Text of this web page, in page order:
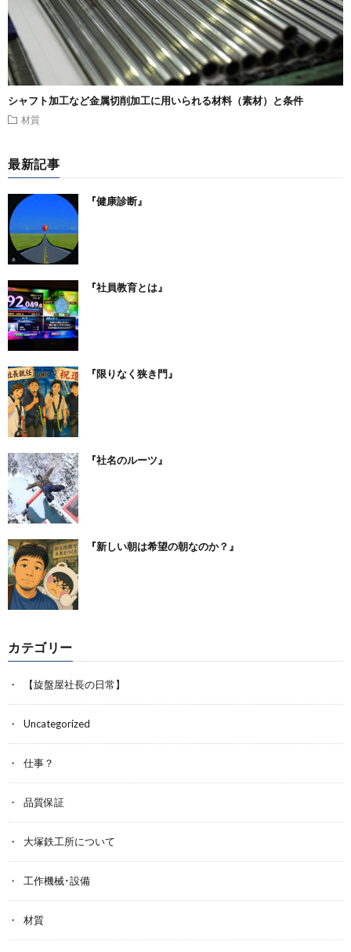
シャフト加工など金属切削加工に用いられる材料（素材）と条件
材質
最新記事
『健康診断』
『社員教育とは』
『限りなく狭き門』
『社名のルーツ』
『新しい朝は希望の朝なのか？』
カテゴリー
【旋盤屋社長の日常】
Uncategorized
仕事？
品質保証
大塚鉄工所について
工作機械･設備
材質